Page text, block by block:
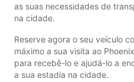
as suas necessidades de
na cidade.
Reserve agora o seu veículo
máximo a sua visita ao
para recebê-lo e ajudá-lo a
a sua estadia na cidade.